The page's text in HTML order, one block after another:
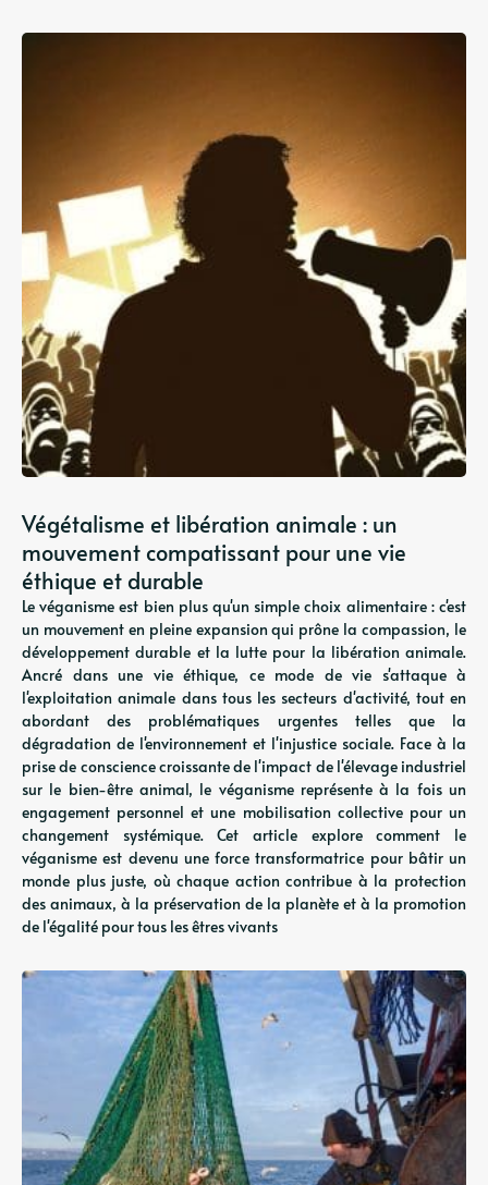
Végétalisme et libération animale : un
mouvement compatissant pour une vie
éthique et durable
Le véganisme est bien plus qu'un simple choix alimentaire : c'est
un mouvement en pleine expansion qui prône la compassion, le
développement durable et la lutte pour la libération animale.
Ancré dans une vie éthique, ce mode de vie s'attaque à
l'exploitation animale dans tous les secteurs d'activité, tout en
abordant des problématiques urgentes telles que la
dégradation de l'environnement et l'injustice sociale. Face à la
prise de conscience croissante de l'impact de l'élevage industriel
sur le bien-être animal, le véganisme représente à la fois un
engagement personnel et une mobilisation collective pour un
changement systémique. Cet article explore comment le
véganisme est devenu une force transformatrice pour bâtir un
monde plus juste, où chaque action contribue à la protection
des animaux, à la préservation de la planète et à la promotion
de l'égalité pour tous les êtres vivants